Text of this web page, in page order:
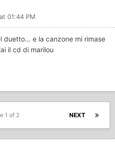
01:44 PM
duetto... e la canzone mi rimase
il cd di marilou
NEXT
1 of 2